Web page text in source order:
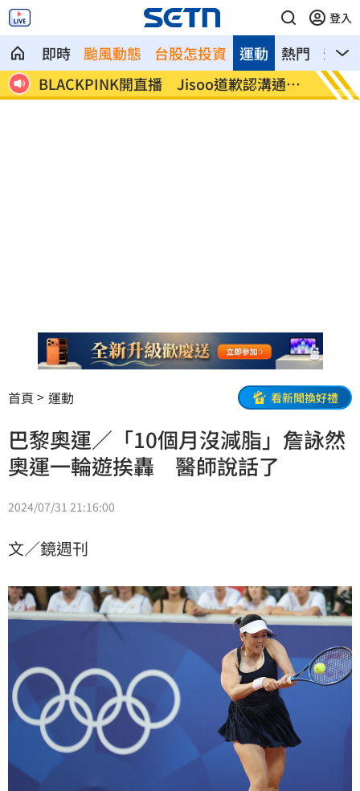
登入
即時 颱風動態 台股怎投資 熱門 影音
運動
有
姜厚任小女友超早熟！關係人回應小三爭
議
獨／
會
首頁 運動 看新聞換好禮
巴黎奧運／「10個月沒減脂」詹詠然
奧運一輪遊挨轟 醫師說話了
2024/07/31 21:16:00
文／鏡週刊